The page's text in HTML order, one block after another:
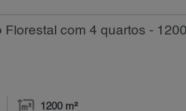
com 4 quartos -
1200 m²